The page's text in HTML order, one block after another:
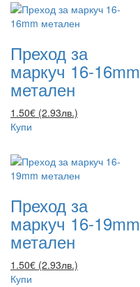
Преход за
маркуч 16-16mm
метален
1.50€ (2.93лв.)
Купи
Преход за
маркуч 16-19mm
метален
1.50€ (2.93лв.)
Купи